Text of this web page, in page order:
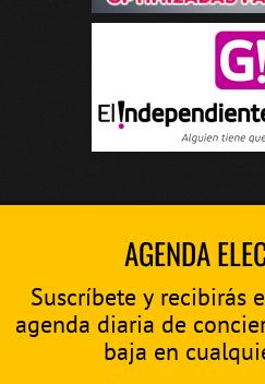
AGENDA
Suscríbete y recibirás
agenda diaria de
baja en